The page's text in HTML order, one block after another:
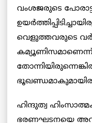
വംശജരുടെ
വെളുത്തവരുടെ
ഹിന്ദുത്വ
ഭരണഘടനയെ